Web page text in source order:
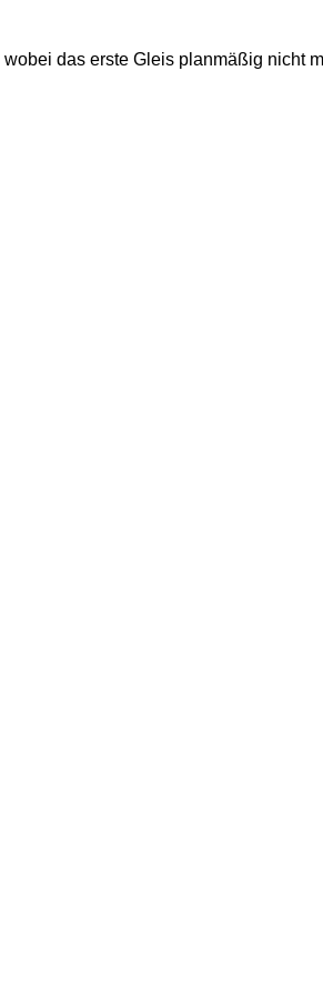
das erste Gleis planmäßig nicht